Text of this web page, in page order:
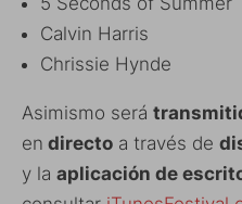
Calvin Harris
Chrissie Hynde
Asimismo será
en directo a través de
y la aplicación de